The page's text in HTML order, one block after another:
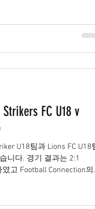
FC U18 v
U18팀과 Lions FC U18
니다. 경기 결과는 2:1
고 Football Connection의